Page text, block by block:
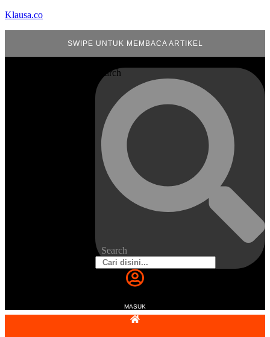
Klausa.co
SWIPE UNTUK MEMBACA ARTIKEL
Search
Search
MASUK